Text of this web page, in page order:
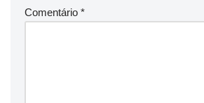
Comentário *